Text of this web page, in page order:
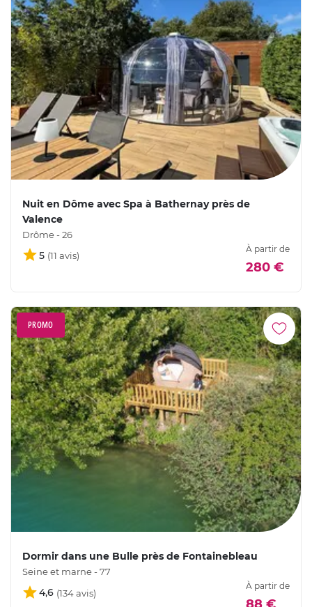
Nuit en Dôme avec Spa à Bathernay près de
Valence
Drôme - 26
5
À partir de
280 €
PROMO
Dormir dans une Bulle près de Fontainebleau
Seine et marne - 77
4,6
À partir de